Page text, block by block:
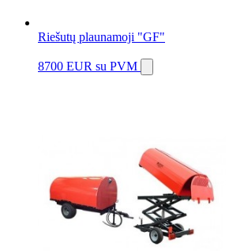
Riešutų plaunamoji "GF"
8700 EUR su PVM